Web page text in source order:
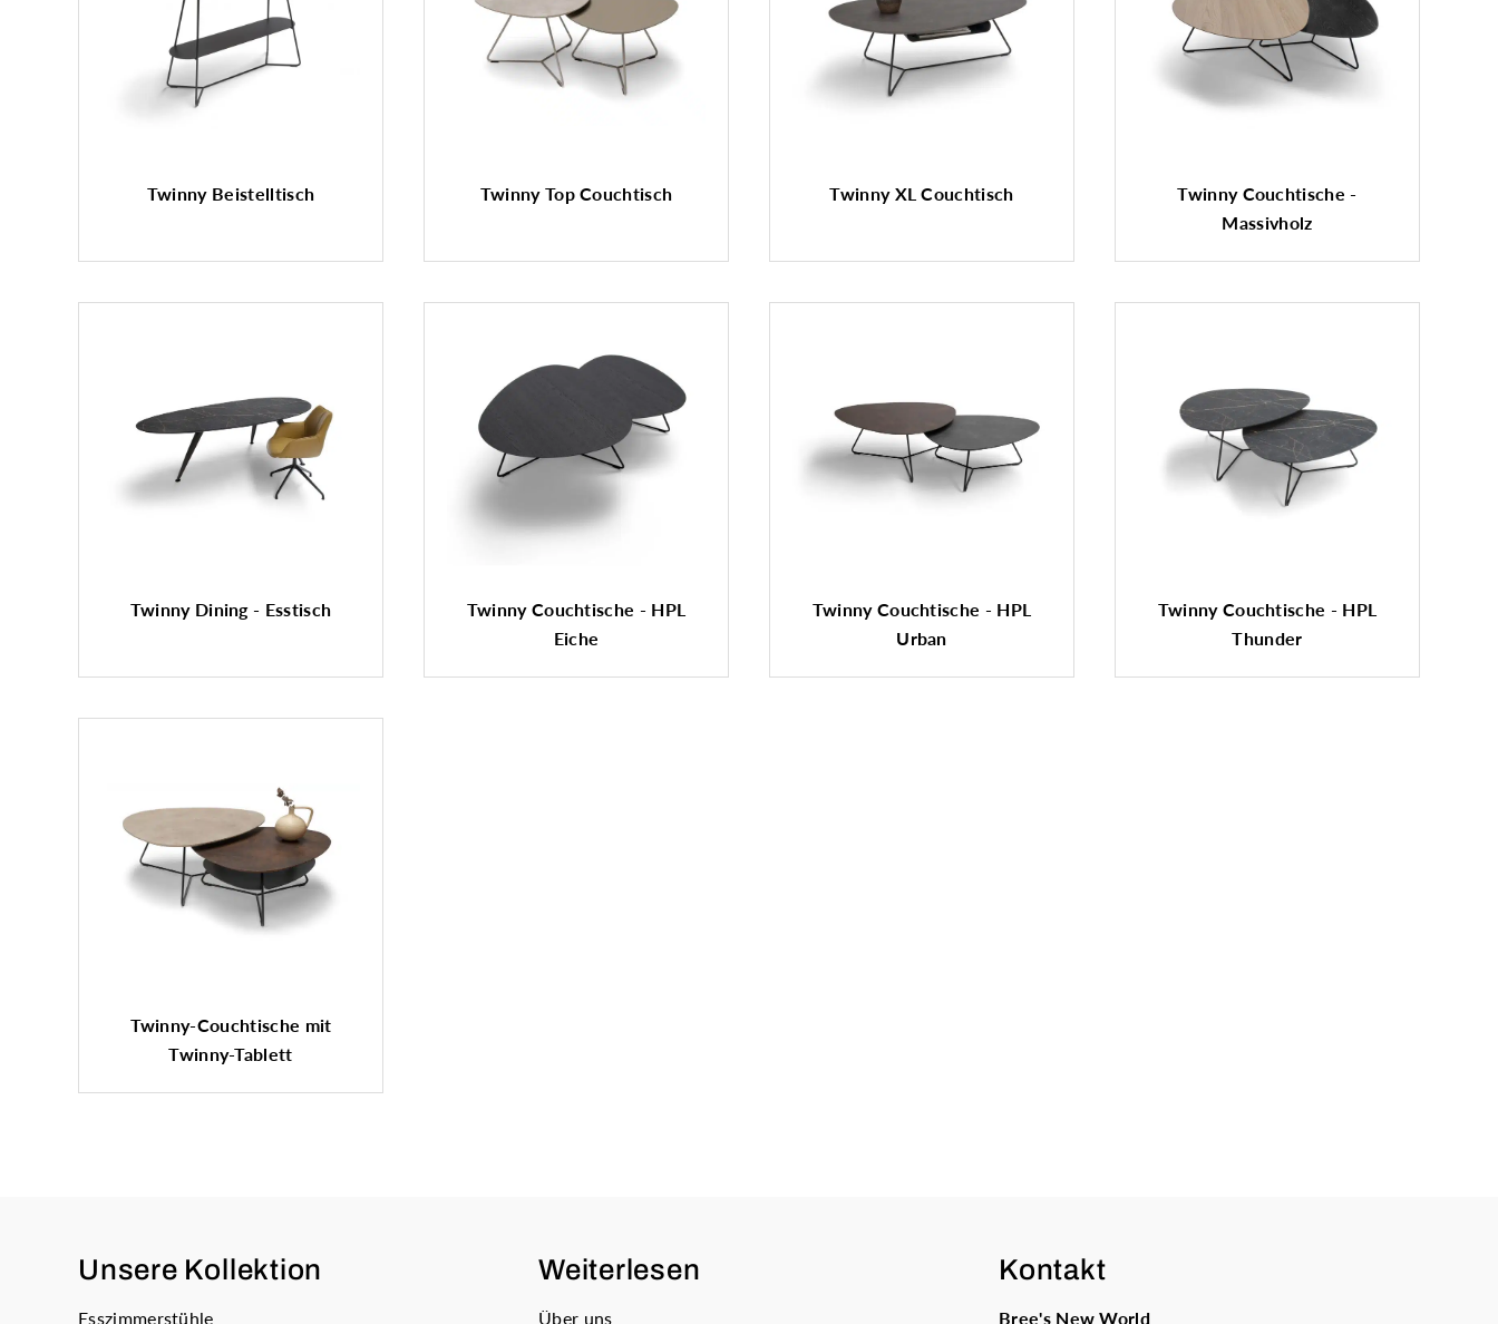
Twinny Beistelltisch Twinny Top Couchtisch Twinny XL Couchtisch
Twinny Couchtische -
Massivholz
Twinny Dining - Esstisch
Twinny Couchtische - HPL
Eiche
Twinny Couchtische - HPL
Urban
Twinny Couchtische - HPL
Thunder
Twinny-Couchtische mit
Twinny-Tablett
Unsere Kollektion
Esszimmerstühle
Weiterlesen
Über uns
Kontakt
Bree's New World